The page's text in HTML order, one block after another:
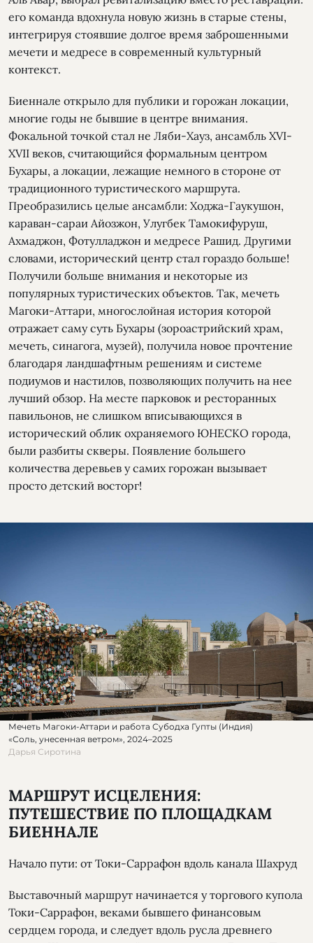
его команда вдохнула новую жизнь в старые стены,
интегрируя стоявшие долгое время заброшенными
мечети и медресе в современный культурный
контекст.
Биеннале открыло для публики и горожан локации,
многие годы не бывшие в центре внимания.
Фокальной точкой стал не Ляби-Хауз, ансамбль XVI-
XVII веков, считающийся формальным центром
Бухары, а локации, лежащие немного в стороне от
традиционного туристического маршрута.
Преобразились целые ансамбли: Ходжа-Гаукушон,
караван-сараи Айозжон, Улугбек Тамокифуруш,
Ахмаджон, Фотулладжон и медресе Рашид. Другими
словами, исторический центр стал гораздо больше!
Получили больше внимания и некоторые из
популярных туристических объектов. Так, мечеть
Магоки-Аттари, многослойная история которой
отражает саму суть Бухары (зороастрийский храм,
мечеть, синагога, музей), получила новое прочтение
благодаря ландшафтным решениям и системе
подиумов и настилов, позволяющих получить на нее
лучший обзор. На месте парковок и ресторанных
павильонов, не слишком вписывающихся в
исторический облик охраняемого ЮНЕСКО города,
были разбиты скверы. Появление большего
количества деревьев у самих горожан вызывает
просто детский восторг!
Мечеть Магоки-Аттари и работа Субодха Гупты (Индия)
«Соль, унесенная ветром», 2024–2025
Дарья Сиротина
МАРШРУТ ИСЦЕЛЕНИЯ:
ПУТЕШЕСТВИЕ ПО ПЛОЩАДКАМ
БИЕННАЛЕ
Начало пути: от Токи-Саррафон вдоль канала Шахруд
Выставочный маршрут начинается у торгового купола
Токи-Саррафон, веками бывшего финансовым
сердцем города, и следует вдоль русла древнего